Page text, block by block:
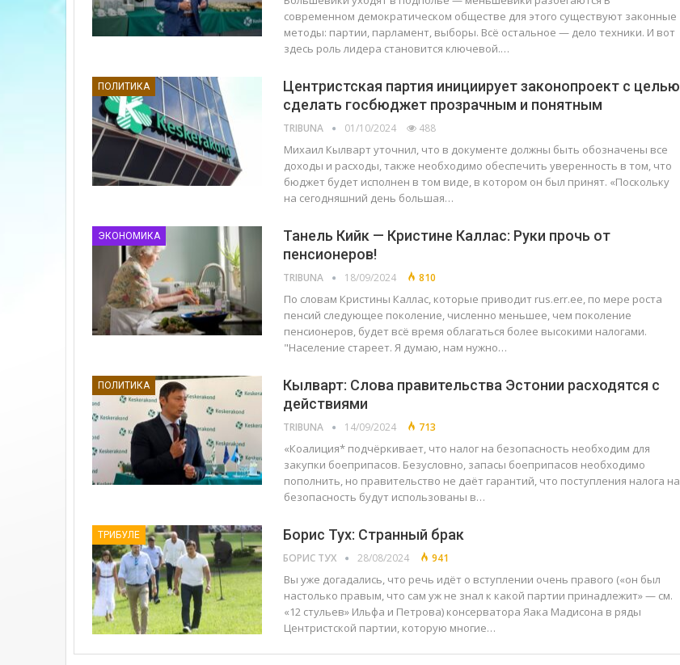
современном демократическом обществе для этого существуют законные
методы: партии, парламент, выборы. Всё остальное — дело техники. И вот
здесь роль лидера становится ключевой.…
ПОЛИТИКА
Центристская партия инициирует законопроект с целью
сделать госбюджет прозрачным и понятным
TRIBUNA 01/10/2024 488
Михаил Кылварт уточнил, что в документе должны быть обозначены все
доходы и расходы, также необходимо обеспечить уверенность в том, что
бюджет будет исполнен в том виде, в котором он был принят. «Поскольку
на сегодняшний день большая…
ЭКОНОМИКА
Танель Кийк — Кристине Каллас: Руки прочь от
пенсионеров!
TRIBUNA 18/09/2024 810
По словам Кристины Каллас, которые приводит rus.err.ee, по мере роста
пенсий следующее поколение, численно меньшее, чем поколение
пенсионеров, будет всё время облагаться более высокими налогами.
"Население стареет. Я думаю, нам нужно…
ПОЛИТИКА
Кылварт: Слова правительства Эстонии расходятся с
действиями
TRIBUNA 14/09/2024 713
«Коалиция* подчёркивает, что налог на безопасность необходим для
закупки боеприпасов. Безусловно, запасы боеприпасов необходимо
пополнить, но правительство не даёт гарантий, что поступления налога на
безопасность будут использованы в…
ТРИБУЛЕ Борис Тух: Странный брак
БОРИС ТУХ 28/08/2024 941
Вы уже догадались, что речь идёт о вступлении очень правого («он был
настолько правым, что сам уж не знал к какой партии принадлежит» — см.
«12 стульев» Ильфа и Петрова) консерватора Яака Мадисона в ряды
Центристской партии, которую многие…